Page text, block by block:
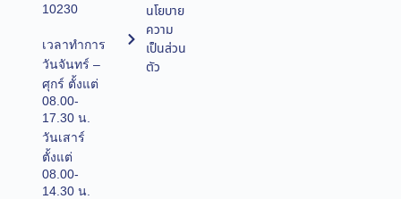
10230
เวลาทำการ
วันจันทร์ –
ศุกร์ ตั้งแต่
08.00-
17.30 น.
วันเสาร์
ตั้งแต่
08.00-
14.30 น.
นโยบาย
ความ
เป็นส่วน
ตัว